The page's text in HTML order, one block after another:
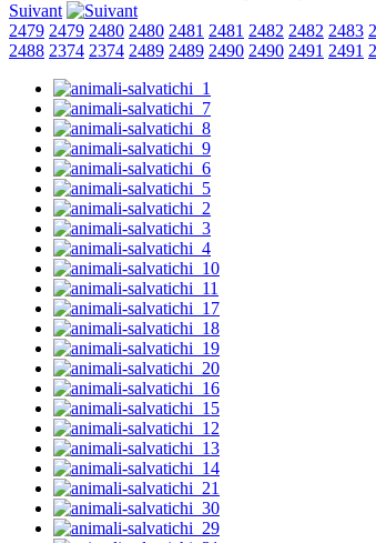
Suivant
2479 2479 2480 2480 2481 2481 2482 2482 2483
2488 2374 2374 2489 2489 2490 2490 2491 2491